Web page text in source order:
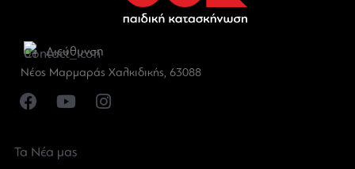
Διεύθυνση
Νέος Μαρμαράς Χαλκιδικής, 63088
Τα Νέα μας